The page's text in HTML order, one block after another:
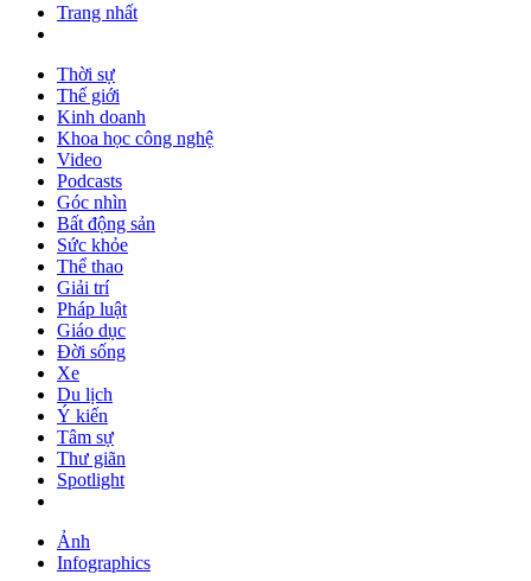
Trang nhất
Thời sự
Thế giới
Kinh doanh
Khoa học công nghệ
Video
Podcasts
Góc nhìn
Bất động sản
Sức khỏe
Thể thao
Giải trí
Pháp luật
Giáo dục
Đời sống
Xe
Du lịch
Ý kiến
Tâm sự
Thư giãn
Spotlight
Ảnh
Infographics